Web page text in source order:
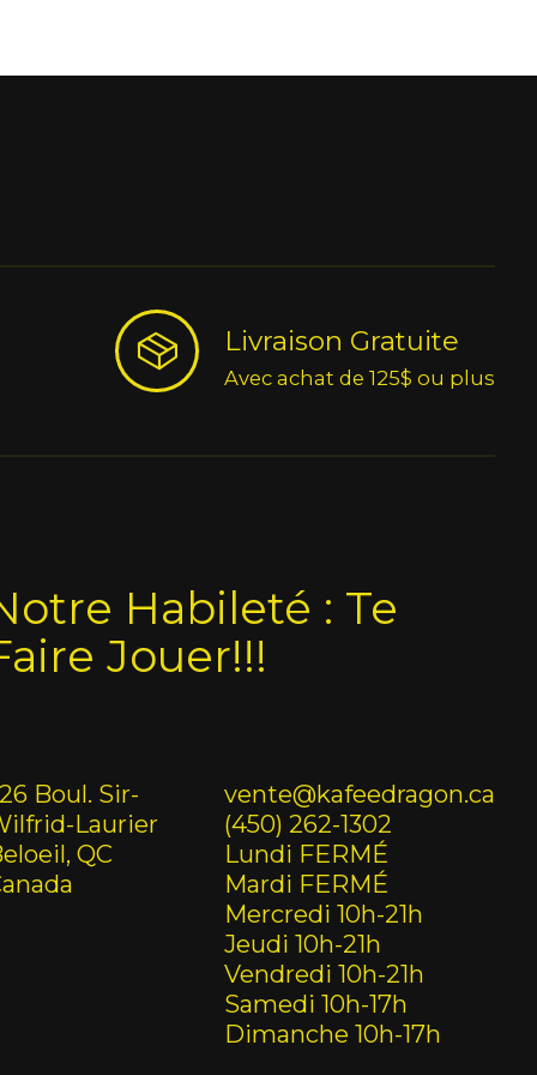
Livraison Gratuite
Avec achat de 125$ ou plus
Habileté : Te
Jouer!!!
Boul. Sir-
Laurier
QC
vente@kafeedragon.ca
(450) 262-1302
Lundi FERMÉ
Mardi FERMÉ
Mercredi 10h-21h
Jeudi 10h-21h
Vendredi 10h-21h
Samedi 10h-17h
Dimanche 10h-17h